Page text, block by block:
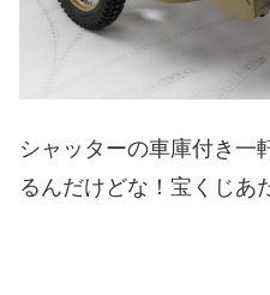
シャッターの車庫付き一
るんだけどな！宝くじあ